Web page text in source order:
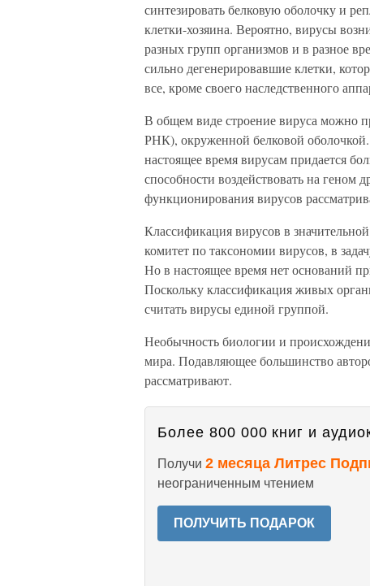
синтезировать белковую оболочку и
клетки-хозяина. Вероятно, вирусы
разных групп организмов и в разное
сильно дегенерировавшие клетки,
все, кроме своего наследственного
В общем виде строение вируса можно
РНК), окруженной белковой оболочкой.
настоящее время вирусам придается
способности воздействовать на геном
функционирования вирусов
Классификация вирусов в
комитет по таксономии вирусов, в
Но в настоящее время нет оснований
Поскольку классификация живых
считать вирусы единой группой.
Необычность биологии и
мира. Подавляющее большинство
рассматривают.
Более 800 000 книг и
Получи 2 месяца Литрес
неограниченным чтением
ПОЛУЧИТЬ ПОДАРОК